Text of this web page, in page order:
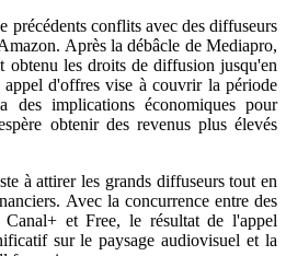
précédents conflits avec des diffuseurs
Après la débâcle de Mediapro,
obtenu les droits de diffusion jusqu'en
d'offres vise à couvrir la période
des implications économiques pour
obtenir des revenus plus élevés
à attirer les grands diffuseurs tout en
Avec la concurrence entre des
Canal+ et Free, le résultat de l'appel
sur le paysage audiovisuel et la